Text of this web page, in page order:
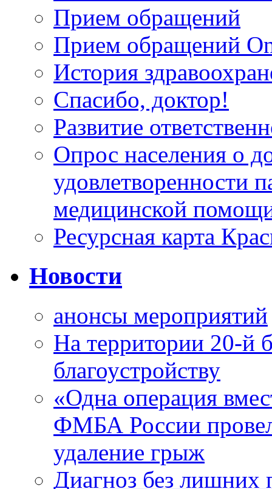
Прием обращений
Прием обращений
История
Спасибо, доктор!
Развитие
Опрос населения о
удовлетворенности
медицинской
Ресурсная карта
Новости
анонсы мероприятий
На территории 20-й
благоустройству
«Одна операция
ФМБА России
удаление грыж
Диагноз без лишних